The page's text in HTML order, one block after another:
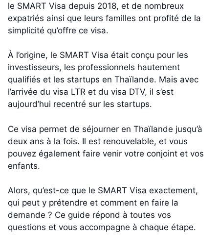
le SMART Visa depuis 2018, et de nombreux
expatriés ainsi que leurs familles ont profité de la
simplicité qu’offre ce visa.
À l’origine, le SMART Visa était conçu pour les
investisseurs, les professionnels hautement
qualifiés et les startups en Thaïlande. Mais avec
l’arrivée du visa LTR et du visa DTV, il s’est
aujourd’hui recentré sur les startups.
Ce visa permet de séjourner en Thaïlande jusqu’à
deux ans à la fois. Il est renouvelable, et vous
pouvez également faire venir votre conjoint et vos
enfants.
Alors, qu’est-ce que le SMART Visa exactement,
qui peut y prétendre et comment en faire la
demande ? Ce guide répond à toutes vos
questions et vous accompagne à chaque étape.